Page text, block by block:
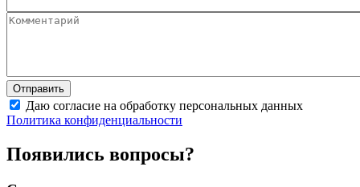
Даю согласие на обработку персональных данных
Политика конфиденциальности
Появились вопросы?